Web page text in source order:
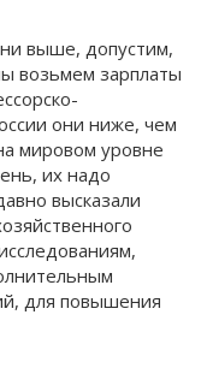
выше, допустим,
возьмем зарплаты
они ниже, чем
мировом уровне
их надо
высказали
для повышения